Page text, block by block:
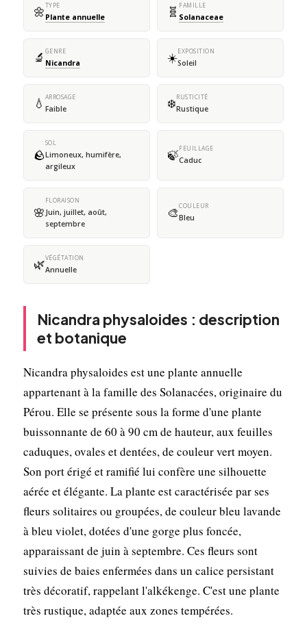
🌼TYPE
Plante annuelle 🧬 FAMILLE
Solanaceae
🔬 GENRE
Nicandra ☀️EXPOSITION
Soleil
💧 ARROSAGE
Faible ❄️RUSTICITÉ
Rustique
🪨
SOL
Limoneux, humifère,
argileux
🍃FEUILLAGE
Caduc
🌸
FLORAISON
Juin, juillet, août,
septembre
🎨COULEUR
Bleu
🌿VÉGÉTATION
Annuelle
Nicandra physaloides : description
et botanique
Nicandra physaloides est une plante annuelle
appartenant à la famille des Solanacées, originaire du
Pérou. Elle se présente sous la forme d'une plante
buissonnante de 60 à 90 cm de hauteur, aux feuilles
caduques, ovales et dentées, de couleur vert moyen.
Son port érigé et ramifié lui confère une silhouette
aérée et élégante. La plante est caractérisée par ses
fleurs solitaires ou groupées, de couleur bleu lavande
à bleu violet, dotées d'une gorge plus foncée,
apparaissant de juin à septembre. Ces fleurs sont
suivies de baies enfermées dans un calice persistant
très décoratif, rappelant l'alkékenge. C'est une plante
très rustique, adaptée aux zones tempérées.